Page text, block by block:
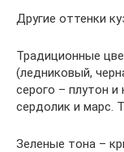
Другие оттенки
Традиционные
(ледниковый,
серого – плутон
сердолик и марс.
Зеленые тона –